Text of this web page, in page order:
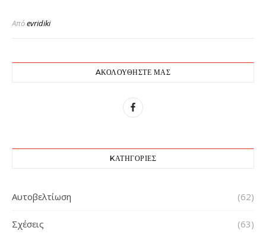
Απόevridiki
AΚΟΛΟΥΘΉΣΤΕ ΜΑΣ
KΑΤΗΓΟΡΊΕΣ
Αυτοβελτίωση (62)
Σχέσεις (63)